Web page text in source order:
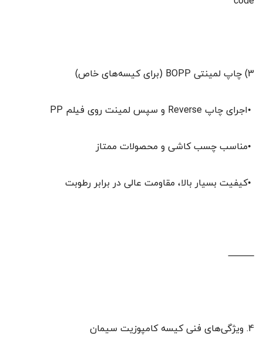
3) چاپ لمینتی BOPP (برای کیسه‌های خاص)
•اجرای چاپ Reverse و سپس لمینت روی فیلم PP
•مناسب چسب کاشی و محصولات ممتاز
•کیفیت بسیار بالا، مقاومت عالی در برابر رطوبت
⸻
4. ویژگی‌های فنی کیسه کامپوزیت سیمان